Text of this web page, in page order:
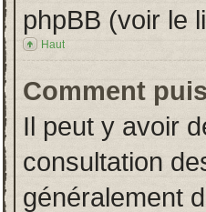
phpBB (voir le
Haut
Comment
Il peut y avoir
consultation
généralement